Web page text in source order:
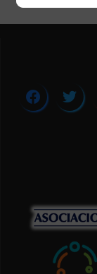
facebook twitter